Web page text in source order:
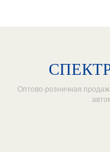
Оптово-розничная